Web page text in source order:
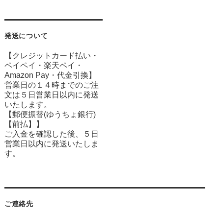
発送について
【クレジットカード払い・
ペイペイ・楽天ペイ・
Amazon Pay・ 代金引換】
営業日の１４時までのご注
文は５日営業日以内に発送
いたします。
【郵便振替(ゆうちょ銀行)
【前払】】
ご入金を確認した後、５日
営業日以内に発送いたしま
す。
ご連絡先